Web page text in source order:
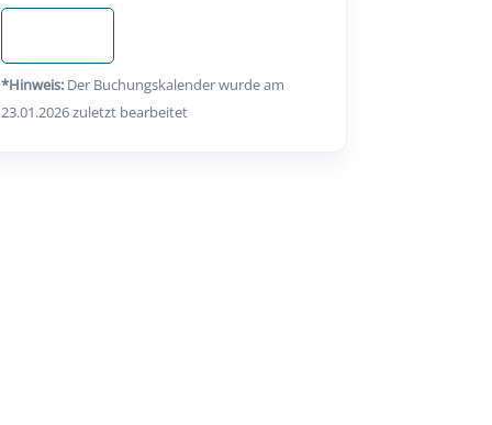
*Hinweis: Der Buchungskalender wurde am
23.01.2026 zuletzt bearbeitet